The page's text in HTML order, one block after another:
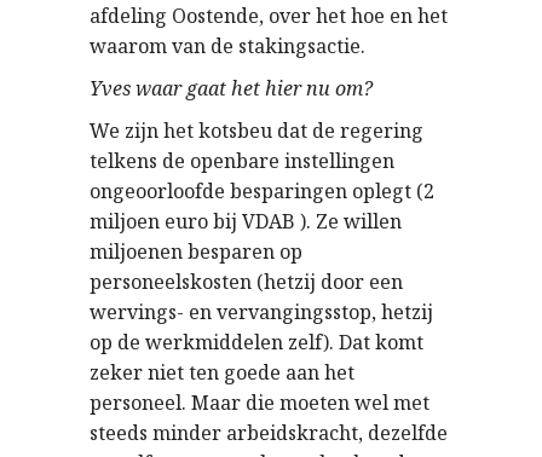
afdeling Oostende, over het hoe en het
waarom van de stakingsactie.
Yves waar gaat het hier nu om?
We zijn het kotsbeu dat de regering
telkens de openbare instellingen
ongeoorloofde besparingen oplegt (2
miljoen euro bij VDAB ). Ze willen
miljoenen besparen op
personeelskosten (hetzij door een
wervings- en vervangingsstop, hetzij
op de werkmiddelen zelf). Dat komt
zeker niet ten goede aan het
personeel. Maar die moeten wel met
steeds minder arbeidskracht, dezelfde